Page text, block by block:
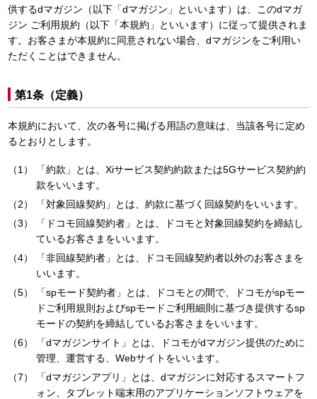
供するdマガジン（以下「dマガジン」といいます）は、このdマガ
ジン ご利用規約（以下「本規約」といいます）に従って提供されま
す。お客さまが本規約に同意されない場合、dマガジンをご利用い
ただくことはできません。
第1条（定義）
本規約において、次の各号に掲げる用語の意味は、当該各号に定め
るとおりとします。
「約款」とは、Xiサービス契約約款または5Gサービス契約約
款をいいます。
「対象回線契約」とは、約款に基づく回線契約をいいます。
「ドコモ回線契約者」とは、ドコモと対象回線契約を締結し
ているお客さまをいいます。
「非回線契約者」とは、ドコモ回線契約者以外のお客さまを
いいます。
「spモード契約者」とは、ドコモとの間で、ドコモがspモー
ドご利用規則およびspモードご利用細則に基づき提供するsp
モードの契約を締結しているお客さまをいいます。
「dマガジンサイト」とは、ドコモがdマガジン提供のために
管理、運営する、Webサイトをいいます。
「dマガジンアプリ」とは、dマガジンに対応するスマートフ
ォン、タブレット端末用のアプリケーションソフトウェアを